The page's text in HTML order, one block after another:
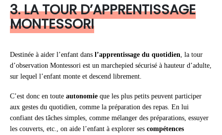
3. LA TOUR D’APPRENTISSAGE
MONTESSORI
Destinée à aider l’enfant dans l’apprentissage du quotidien, la tour
d’observation Montessori est un marchepied sécurisé à hauteur d’adulte,
sur lequel l’enfant monte et descend librement.
C’est donc en toute autonomie que les plus petits peuvent participer
aux gestes du quotidien, comme la préparation des repas. En lui
confiant des tâches simples, comme mélanger des préparations, essuyer
les couverts, etc., on aide l’enfant à explorer ses compétences